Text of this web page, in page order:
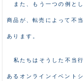
また、もう一つの例と
商品が、転売によって不
あります。
私たちはそうした不当
あるオンラインイベント